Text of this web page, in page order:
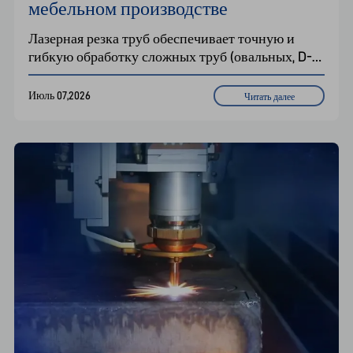
мебельном производстве
Лазерная резка труб обеспечивает точную и
гибкую обработку сложных труб (овальных, D-
образных, тонкостенных) в мебельном
производстве. Позволяет преодолеть проблемы,
связанные с зажимом, вращением и термической
мелкосерийного производства с широким
ассортиментом продукции. Повышает
эффективность и качество благодаря
автоматизированным решениям.
Июль 07,2026 Читать далее